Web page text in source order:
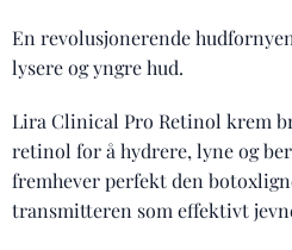
En revolusjonerende
lysere og yngre hud.
Lira Clinical Pro Retinol krem
retinol for å hydrere, lyne og
fremhever perfekt den
transmitteren som effektivt